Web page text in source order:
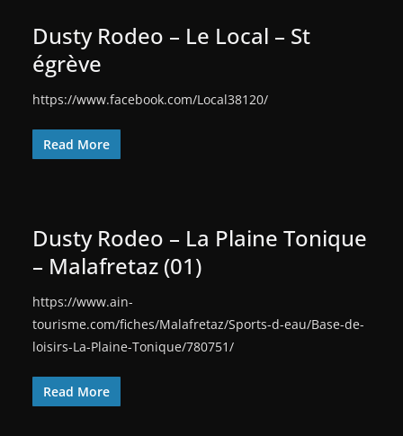
Dusty Rodeo – Le Local – St
égrève
https://www.facebook.com/Local38120/
Read More
Dusty Rodeo – La Plaine Tonique
– Malafretaz (01)
https://www.ain-
tourisme.com/fiches/Malafretaz/Sports-d-eau/Base-de-
loisirs-La-Plaine-Tonique/780751/
Read More